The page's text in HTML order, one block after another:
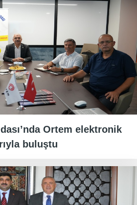
Ortem elektronik
buluştu